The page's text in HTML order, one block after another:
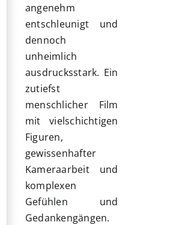
angenehm
entschleunigt und
dennoch
unheimlich
ausdrucksstark. Ein
zutiefst
menschlicher Film
mit vielschichtigen
Figuren,
gewissenhafter
Kameraarbeit und
komplexen
Gefühlen und
Gedankengängen.